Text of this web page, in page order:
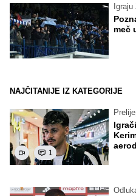
Igraju
meč
NAJČITANIJE IZ KATEGORIJE
1